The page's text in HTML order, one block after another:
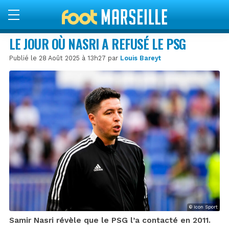
LE JOUR OÙ NASRI A REFUSÉ LE PSG
Publié le 28 Août 2025 à 13h27 par Louis Bareyt
© Icon Sport
Samir Nasri révèle que le PSG l’a contacté en 2011.